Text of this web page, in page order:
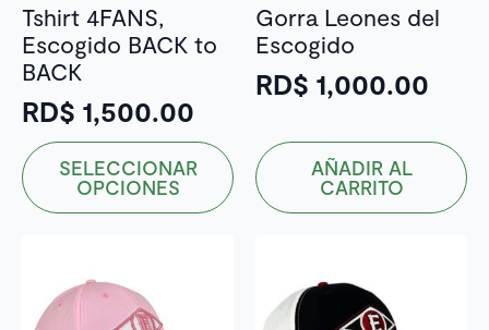
página
de
producto
página
de
producto
Tshirt 4FANS,
Escogido BACK to
BACK
RD$ 1,500.00
SELECCIONAR
OPCIONES
Este
producto
tiene
opciones
Gorra Leones del
Escogido
RD$ 1,000.00
AÑADIR AL
CARRITO